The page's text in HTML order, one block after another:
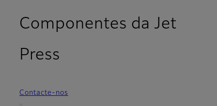
Componentes da Jet
Press
Contacte-nos